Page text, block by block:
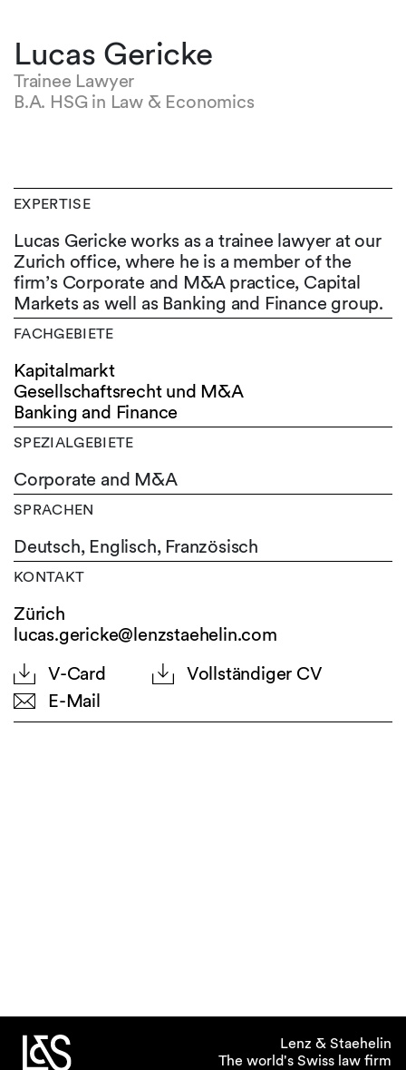
Lucas Gericke
Trainee Lawyer
B.A. HSG in Law & Economics
EXPERTISE
Lucas Gericke works as a trainee lawyer at our
Zurich office, where he is a member of the
firm’s Corporate and M&A practice, Capital
Markets as well as Banking and Finance group.
FACHGEBIETE
Kapitalmarkt
Gesellschaftsrecht und M&A
Banking and Finance
SPEZIALGEBIETE
Corporate and M&A
SPRACHEN
Deutsch, Englisch, Französisch
KONTAKT
Zürich
lucas.gericke@lenzstaehelin.com
V-Card
Vollständiger CV
E-Mail
Lenz & Staehelin
The world's Swiss law firm